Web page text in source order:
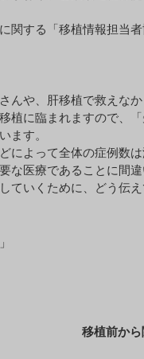
関する「移植情報担当
んや、肝移植で救えな
植に臨まれますので、
ます。
によって全体の症例数
な医療であることに間違
ていくために、どう伝
移植前か